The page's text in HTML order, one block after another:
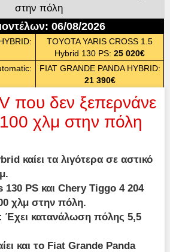
στην πόλη
06/08/2026
TOYOTA YARIS CROSS 1.5
Hybrid 130 PS:25 020€
FIAT GRANDE PANDA HYBRID:
21 390€
που δεν ξεπερνάνε
χλμ στην πόλη
καίει τα λιγότερα σε αστικό
PS και Chery Tiggo 4 204
χλμ στην πόλη.
Έχει κατανάλωση πόλης 5,5
και το Fiat Grande Panda